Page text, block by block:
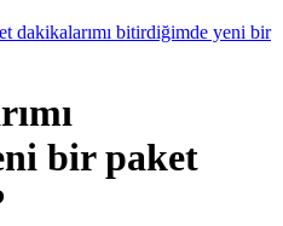
dakikalarımı bitirdiğimde yeni bir
bir paket